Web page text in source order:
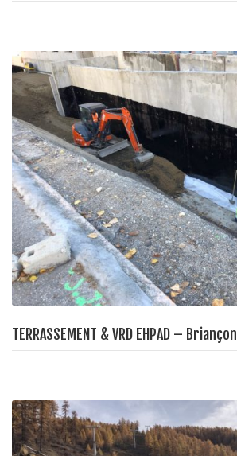
TERRASSEMENT & VRD EHPAD – Briançon